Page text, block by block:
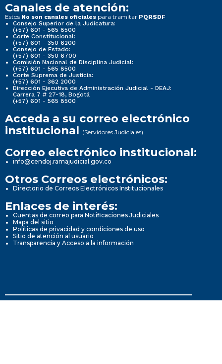
Canales de atención:
Estos No son canales oficiales para tramitar PQRSDF
Consejo Superior de la Judicatura:
(+57) 601 - 565 8500
Corte Constitucional:
(+57) 601 - 350 6200
Consejo de Estado:
(+57) 601 - 350 6700
Comisión Nacional de Disciplina Judicial:
(+57) 601 - 565 8500
Corte Suprema de Justicia:
(+57) 601 - 362 2000
Dirección Ejecutiva de Administración Judicial - DEAJ:
Carrera 7 # 27-18, Bogotá
(+57) 601 - 565 8500
Acceda a su correo electrónico
institucional (Servidores Judiciales)
Correo electrónico institucional:
info@cendoj.ramajudicial.gov.co
Otros Correos electrónicos:
Directorio de Correos Electrónicos Institucionales
Enlaces de interés:
Cuentas de correo para Notificaciones Judiciales
Mapa del sitio
Políticas de privacidad y condiciones de uso
Sitio de atención al usuario
Transparencia y Acceso a la información